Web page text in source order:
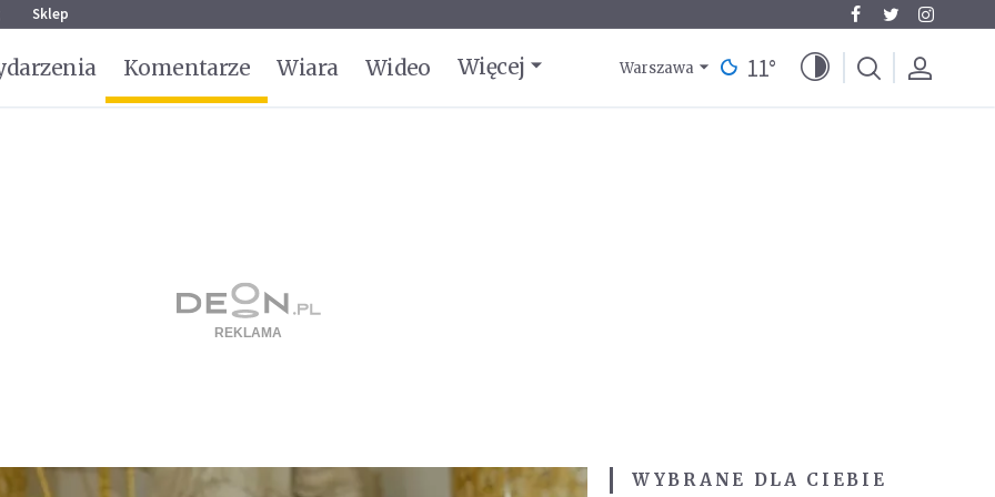
Sklep
Komentarze Wiara Wideo Więcej Warszawa 11°
WYBRANE DLA CIEBIE